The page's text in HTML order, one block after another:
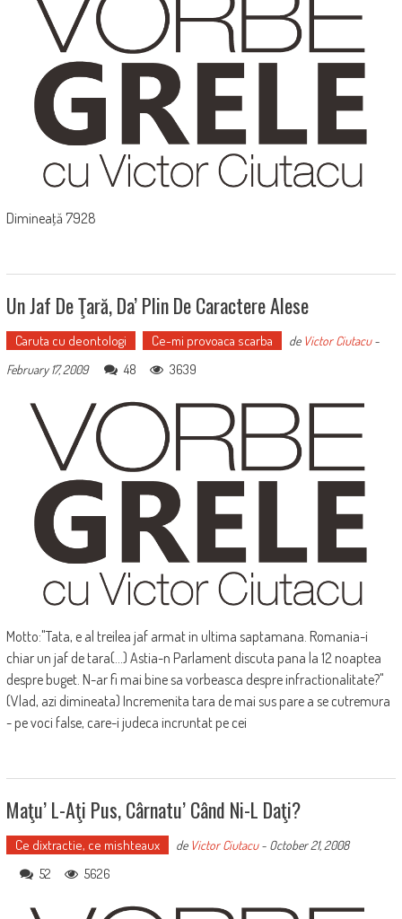
Dimineaţă 7928
Un Jaf De Ţară, Da’ Plin De Caractere Alese
Caruta cu deontologi Ce-mi provoaca scarba de Victor Ciutacu-
February 17, 2009
48 3639
Motto:"Tata, e al treilea jaf armat in ultima saptamana. Romania-i
chiar un jaf de tara(...) Astia-n Parlament discuta pana la 12 noaptea
despre buget. N-ar fi mai bine sa vorbeasca despre infractionalitate?"
(Vlad, azi dimineata) Incremenita tara de mai sus pare a se cutremura
- pe voci false, care-i judeca incruntat pe cei
Maţu’ L-Aţi Pus, Cârnatu’ Când Ni-L Daţi?
Ce dixtractie, ce mishteaux de Victor Ciutacu- October 21, 2008
52 5626